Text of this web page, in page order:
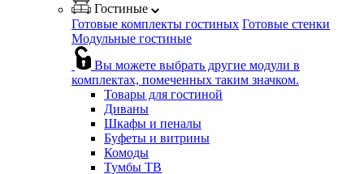
Гостиные
Готовые комплекты гостиных Готовые стенки
Модульные гостиные
Вы можете выбрать другие модули в
комплектах, помеченных таким значком.
Товары для гостиной
Диваны
Шкафы и пеналы
Буфеты и витрины
Комоды
Тумбы ТВ